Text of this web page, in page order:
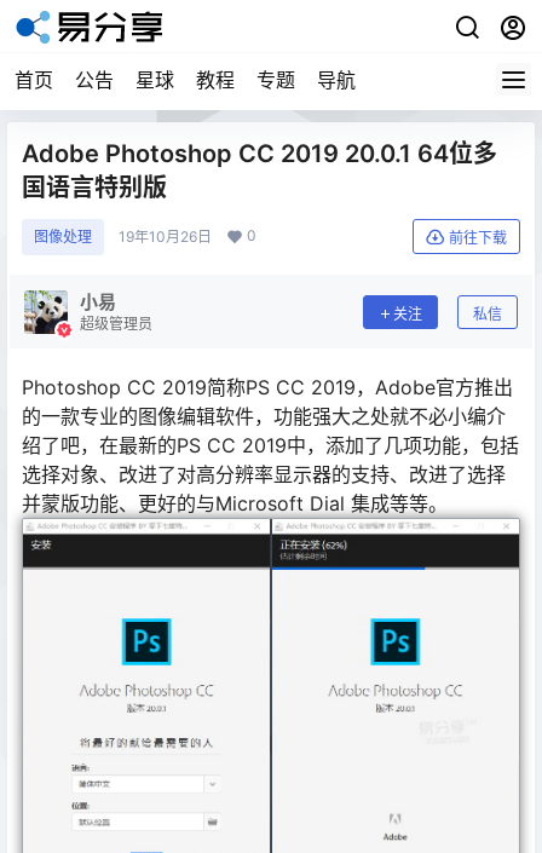
首页 公告 星球 教程 专题 导航
Adobe Photoshop CC 2019 20.0.1 64位多
国语言特别版
图像处理 19年10月26日 0 前往下载
小易
超级管理员
关注 私信
Photoshop CC 2019简称PS CC 2019，Adobe官方推出
的一款专业的图像编辑软件，功能强大之处就不必小编介
绍了吧，在最新的PS CC 2019中，添加了几项功能，包括
选择对象、改进了对高分辨率显示器的支持、改进了选择
并蒙版功能、更好的与Microsoft Dial 集成等等。